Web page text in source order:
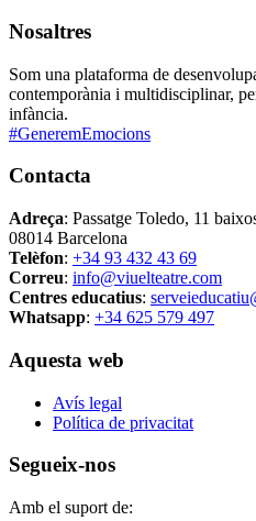
Nosaltres
Som una plataforma de
contemporània i multidisciplinar,
infància.
#GeneremEmocions
Contacta
Adreça: Passatge Toledo, 11
08014 Barcelona
Telèfon: +34 93 432 43 69
Correu: info@viuelteatre.com
Centres educatius:
Whatsapp: +34 625 579 497
Aquesta web
Avís legal
Política de privacitat
Segueix-nos
Amb el suport de: